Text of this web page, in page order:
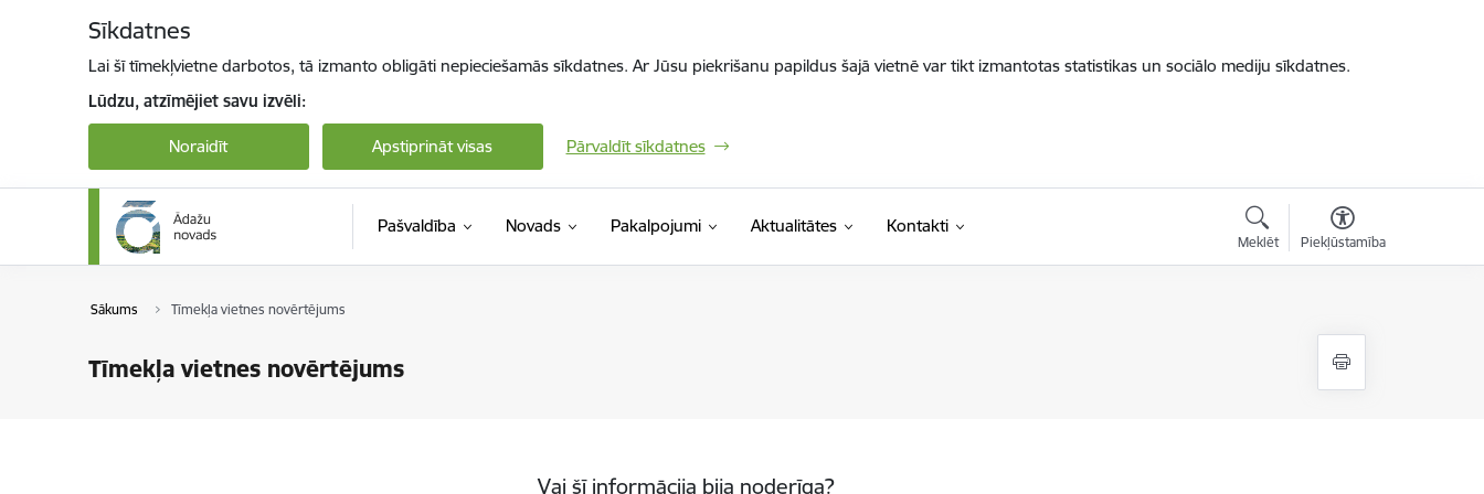
Sīkdatnes
Lai šī tīmekļvietne darbotos, tā izmanto obligāti nepieciešamās sīkdatnes. Ar Jūsu piekrišanu papildus šajā vietnē var tikt izmantotas statistikas un sociālo mediju sīkdatnes.
Lūdzu, atzīmējiet savu izvēli:
Noraidīt Apstiprināt visas Pārvaldīt sīkdatnes
Pašvaldība Novads Pakalpojumi Aktualitātes Kontakti
Meklēt Piekļūstamība
Sākums Tīmekļa vietnes novērtējums
Tīmekļa vietnes novērtējums
Vai šī informācija bija noderīga?